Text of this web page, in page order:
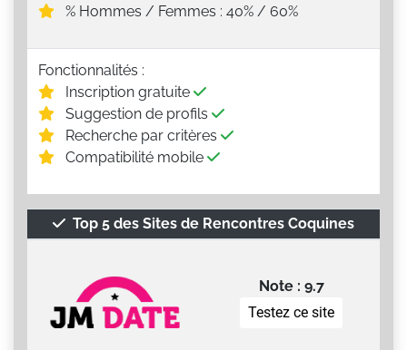
% Hommes / Femmes : 40% / 60%
Fonctionnalités :
Inscription gratuite
Suggestion de profils
Recherche par critères
Compatibilité mobile
Top 5 des Sites de Rencontres Coquines
Note : 9.7
Testez ce site